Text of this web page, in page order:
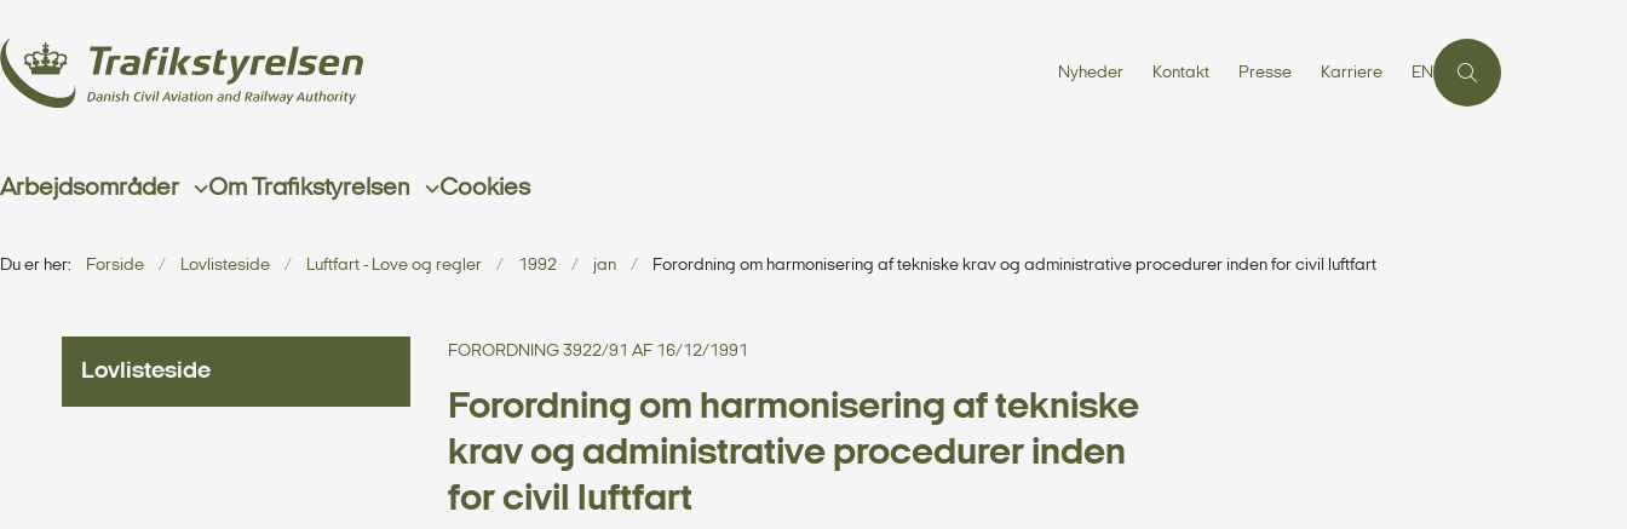
Nyheder Kontakt Presse Karriere EN
Arbejdsområder Om Trafikstyrelsen Cookies
Du er her: Forside Lovlisteside Luftfart - Love og regler 1992 jan Forordning om harmonisering af tekniske krav og administrative procedurer inden for civil luftfart
Lovlisteside
FORORDNING 3922/91 AF 16/12/1991
Forordning om harmonisering af tekniske
krav og administrative procedurer inden
for civil luftfart